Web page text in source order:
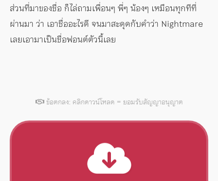
ส่วนที่มาของชื่อ ก็ไล่ถามเพื่อนๆ พี่ๆ น้องๆ เหมือนทุกทีที่
ผ่านมา ว่า เอาชื่ออะไรดี จนมาสะดุดกับคำว่า Nightmare
เลยเอามาเป็นชื่อฟอนต์ตัวนี้เลย
ข้อตกลง: คลิกดาวน์โหลด = ยอมรับสัญญาอนุญาต